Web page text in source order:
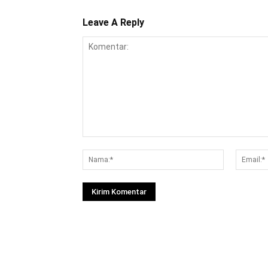
Leave A Reply
Nama:*